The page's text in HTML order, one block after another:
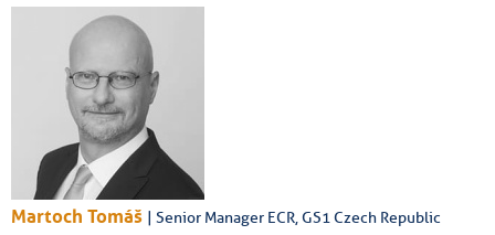
Martoch Tomáš | Senior Manager ECR, GS1 Czech Republic